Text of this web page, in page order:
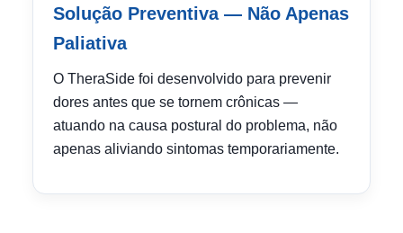
Solução Preventiva — Não Apenas
Paliativa
O TheraSide foi desenvolvido para prevenir
dores antes que se tornem crônicas —
atuando na causa postural do problema, não
apenas aliviando sintomas temporariamente.